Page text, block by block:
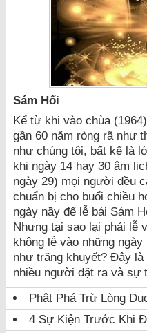
Sám Hối
Kể từ khi vào chùa
gần 60 năm ròng rã như
như chúng tôi, bất kể là
khi ngày 14 hay 30 âm
ngày 29) mọi người đều
chuẩn bị cho buổi chiều
ngày nầy để lễ bái Sám
Nhưng tại sao lại phải lễ
không lễ vào những
như trăng khuyết? Đây
nhiều người đặt ra và sự
Phật Phá Trừ Lòng
4 Sự Kiện Trước Khi